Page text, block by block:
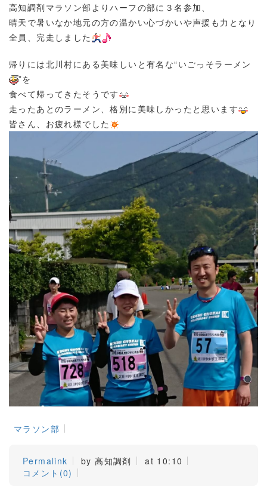
高知調剤マラソン部よりハーフの部に３名参加、
晴天で暑いなか地元の方の温かい心づかいや声援も力となり
全員、完走しました
帰りには北川村にある美味しいと有名な“いごっそラーメン
”を
食べて帰ってきたそうです
走ったあとのラーメン、格別に美味しかったと思います
皆さん、お疲れ様でした
マラソン部
Permalink by 高知調剤
at 10:10
コメント(0)